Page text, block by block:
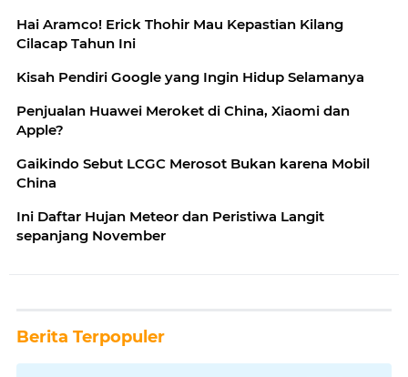
Hai Aramco! Erick Thohir Mau Kepastian Kilang
Cilacap Tahun Ini
Kisah Pendiri Google yang Ingin Hidup Selamanya
Penjualan Huawei Meroket di China, Xiaomi dan
Apple?
Gaikindo Sebut LCGC Merosot Bukan karena Mobil
China
Ini Daftar Hujan Meteor dan Peristiwa Langit
sepanjang November
Berita Terpopuler